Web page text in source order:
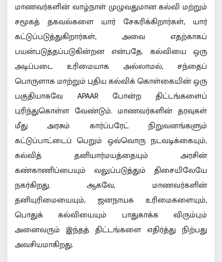
மாணவர்களின் வாழ்நாள் முழுவதுமான கல்வி மற்றும்
சமூகத் தகவல்களை யார் சேகரிக்கிறார்கள், யார்
கட்டுப்படுத்துகிறார்கள், அவை எதற்காகப்
பயன்படுத்தப்படுகின்றன என்பதே. கல்வியை ஒரு
அடிப்படை உரிமையாக அல்லாமல், சந்தைப்
பொருளாக மாற்றும் புதிய கல்விக் கொள்கையின் ஒரு
பகுதியாகவே APAAR போன்ற திட்டங்களைப்
புரிந்துகொள்ள வேண்டும். மாணவர்களின் தரவுகள்
மீது அரசும் கார்ப்பரேட் நிறுவனங்களும்
கட்டுப்பாட்டைப் பெறும் ஒவ்வொரு நடவடிக்கையும்,
கல்வித் தனியார்மயத்தையும் அரசின்
கண்காணிப்பையும் வலுப்படுத்தும் திசையிலேயே
நகர்கிறது. ஆகவே, மாணவர்களின்
தனியுரிமையையும், ஜனநாயக உரிமைகளையும்,
பொதுக் கல்வியையும் பாதுகாக்க விரும்பும்
அனைவரும் இந்தத் திட்டங்களை எதிர்த்து நிற்பது
அவசியமாகிறது.